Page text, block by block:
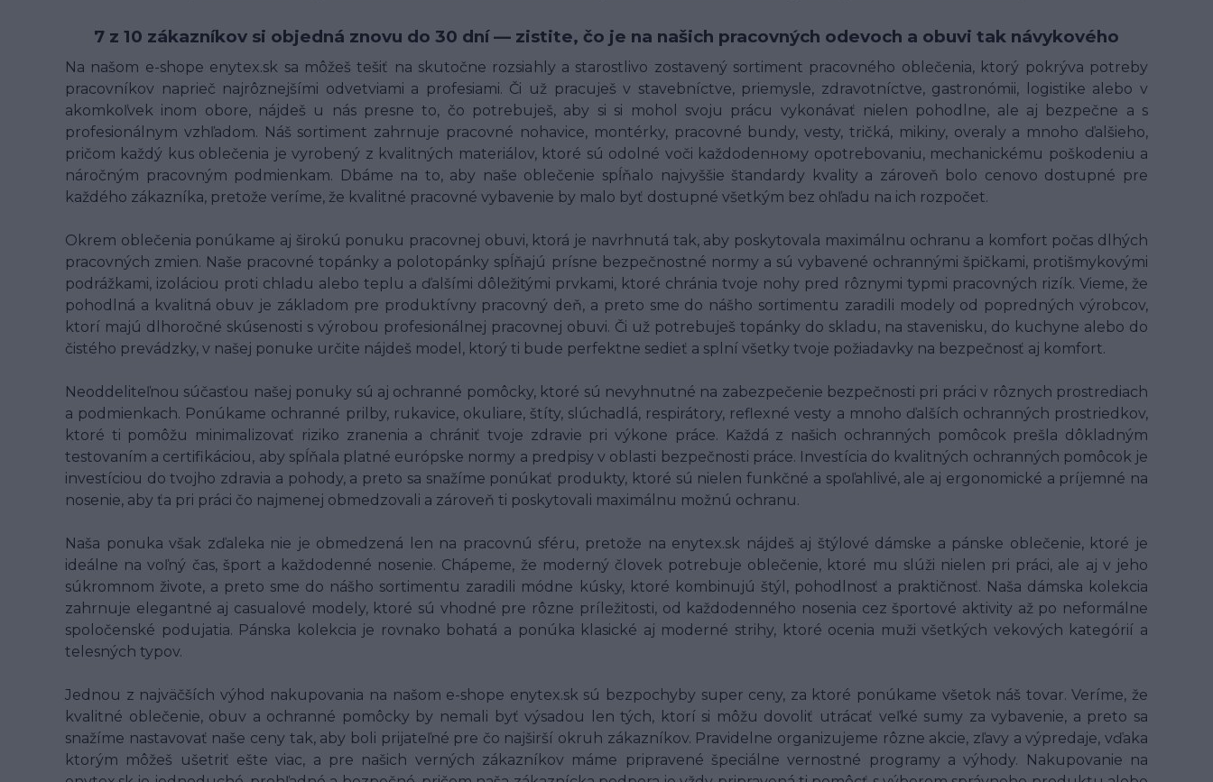
7 z 10 zákazníkov si objedná znovu do 30 dní — zistite, čo je na našich pracovných odevoch a obuvi tak návykového
Na našom e-shope enytex.sk sa môžeš tešiť na skutočne rozsiahly a starostlivo zostavený sortiment pracovného oblečenia, ktorý pokrýva potreby
pracovníkov naprieč najrôznejšími odvetviami a profesiami. Či už pracuješ v stavebníctve, priemysle, zdravotníctve, gastronómii, logistike alebo v
akomkoľvek inom obore, nájdeš u nás presne to, čo potrebuješ, aby si si mohol svoju prácu vykonávať nielen pohodlne, ale aj bezpečne a s
profesionálnym vzhľadom. Náš sortiment zahrnuje pracovné nohavice, montérky, pracovné bundy, vesty, tričká, mikiny, overaly a mnoho ďalšieho,
pričom každý kus oblečenia je vyrobený z kvalitných materiálov, ktoré sú odolné voči každodenному opotrebovaniu, mechanickému poškodeniu a
náročným pracovným podmienkam. Dbáme na to, aby naše oblečenie spĺňalo najvyššie štandardy kvality a zároveň bolo cenovo dostupné pre
každého zákazníka, pretože veríme, že kvalitné pracovné vybavenie by malo byť dostupné všetkým bez ohľadu na ich rozpočet.
Okrem oblečenia ponúkame aj širokú ponuku pracovnej obuvi, ktorá je navrhnutá tak, aby poskytovala maximálnu ochranu a komfort počas dlhých
pracovných zmien. Naše pracovné topánky a polotopánky spĺňajú prísne bezpečnostné normy a sú vybavené ochrannými špičkami, protišmykovými
podrážkami, izoláciou proti chladu alebo teplu a ďalšími dôležitými prvkami, ktoré chránia tvoje nohy pred rôznymi typmi pracovných rizík. Vieme, že
pohodlná a kvalitná obuv je základom pre produktívny pracovný deň, a preto sme do nášho sortimentu zaradili modely od popredných výrobcov,
ktorí majú dlhoročné skúsenosti s výrobou profesionálnej pracovnej obuvi. Či už potrebuješ topánky do skladu, na stavenisku, do kuchyne alebo do
čistého prevádzky, v našej ponuke určite nájdeš model, ktorý ti bude perfektne sedieť a splní všetky tvoje požiadavky na bezpečnosť aj komfort.
Neoddeliteľnou súčasťou našej ponuky sú aj ochranné pomôcky, ktoré sú nevyhnutné na zabezpečenie bezpečnosti pri práci v rôznych prostrediach
a podmienkach. Ponúkame ochranné prilby, rukavice, okuliare, štíty, slúchadlá, respirátory, reflexné vesty a mnoho ďalších ochranných prostriedkov,
ktoré ti pomôžu minimalizovať riziko zranenia a chrániť tvoje zdravie pri výkone práce. Každá z našich ochranných pomôcok prešla dôkladným
testovaním a certifikáciou, aby spĺňala platné európske normy a predpisy v oblasti bezpečnosti práce. Investícia do kvalitných ochranných pomôcok je
investíciou do tvojho zdravia a pohody, a preto sa snažíme ponúkať produkty, ktoré sú nielen funkčné a spoľahlivé, ale aj ergonomické a príjemné na
nosenie, aby ťa pri práci čo najmenej obmedzovali a zároveň ti poskytovali maximálnu možnú ochranu.
Naša ponuka však zďaleka nie je obmedzená len na pracovnú sféru, pretože na enytex.sk nájdeš aj štýlové dámske a pánske oblečenie, ktoré je
ideálne na voľný čas, šport a každodenné nosenie. Chápeme, že moderný človek potrebuje oblečenie, ktoré mu slúži nielen pri práci, ale aj v jeho
súkromnom živote, a preto sme do nášho sortimentu zaradili módne kúsky, ktoré kombinujú štýl, pohodlnosť a praktičnosť. Naša dámska kolekcia
zahrnuje elegantné aj casualové modely, ktoré sú vhodné pre rôzne príležitosti, od každodenného nosenia cez športové aktivity až po neformálne
spoločenské podujatia. Pánska kolekcia je rovnako bohatá a ponúka klasické aj moderné strihy, ktoré ocenia muži všetkých vekových kategórií a
telesných typov.
Jednou z najväčších výhod nakupovania na našom e-shope enytex.sk sú bezpochyby super ceny, za ktoré ponúkame všetok náš tovar. Veríme, že
kvalitné oblečenie, obuv a ochranné pomôcky by nemali byť výsadou len tých, ktorí si môžu dovoliť utrácať veľké sumy za vybavenie, a preto sa
snažíme nastavovať naše ceny tak, aby boli prijateľné pre čo najširší okruh zákazníkov. Pravidelne organizujeme rôzne akcie, zľavy a výpredaje, vďaka
ktorým môžeš ušetriť ešte viac, a pre našich verných zákazníkov máme pripravené špeciálne vernostné programy a výhody. Nakupovanie na